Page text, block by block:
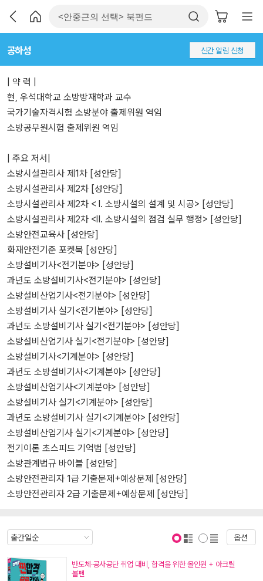
공하성 신간 알림 신청
| 약 력 |
현, 우석대학교 소방방재학과 교수
국가기술자격시험 소방분야 출제위원 역임
소방공무원시험 출제위원 역임
| 주요 저서|
소방시설관리사 제1차 [성안당]
소방시설관리사 제2차 [성안당]
소방시설관리사 제2차 < I. 소방시설의 설계 및 시공> [성안당]
소방시설관리사 제2차 <Ⅱ. 소방시설의 점검 실무 행정> [성안당]
소방안전교육사 [성안당]
화재안전기준 포켓북 [성안당]
소방설비기사<전기분야> [성안당]
과년도 소방설비기사<전기분야> [성안당]
소방설비산업기사<전기분야> [성안당]
소방설비기사 실기<전기분야> [성안당]
과년도 소방설비기사 실기<전기분야> [성안당]
소방설비산업기사 실기<전기분야> [성안당]
소방설비기사<기계분야> [성안당]
과년도 소방설비기사<기계분야> [성안당]
소방설비산업기사<기계분야> [성안당]
소방설비기사 실기<기계분야> [성안당]
과년도 소방설비기사 실기<기계분야> [성안당]
소방설비산업기사 실기<기계분야> [성안당]
전기이론 초스피드 기억법 [성안당]
소방관계법규 바이블 [성안당]
소방안전관리자 1급 기출문제+예상문제 [성안당]
소방안전관리자 2급 기출문제+예상문제 [성안당]
옵션
반도체·공사공단 취업 대비, 합격을 위한 올인원 + 아크릴
볼펜